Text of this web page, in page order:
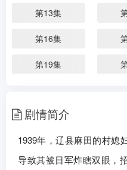
第13集
第16集
第19集
剧情简介
1939年，辽县麻田的村媳
导致其被日军炸瞎双眼，